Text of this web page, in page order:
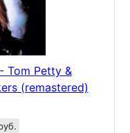
Tom Petty &
(remastered)